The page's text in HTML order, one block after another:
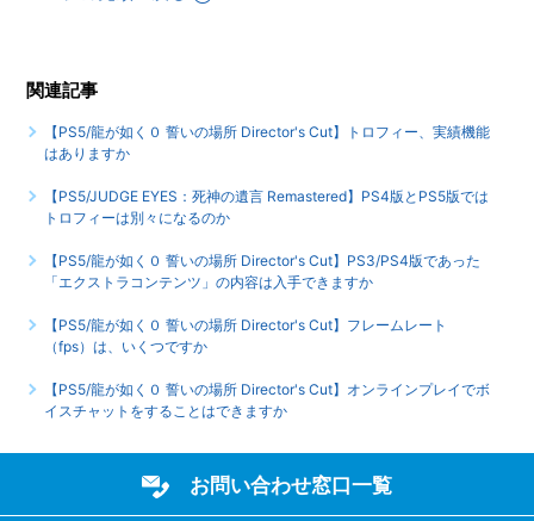
ーなどで、目的の場所に行ってもイベントが発生しません
関連記事
【PS5/龍が如く０ 誓いの場所 Director's Cut】トロフィー、実績機能
はありますか
【PS5/JUDGE EYES：死神の遺言 Remastered】PS4版とPS5版では
トロフィーは別々になるのか
【PS5/龍が如く０ 誓いの場所 Director's Cut】PS3/PS4版であった
「エクストラコンテンツ」の内容は入手できますか
【PS5/龍が如く０ 誓いの場所 Director's Cut】フレームレート
（fps）は、いくつですか
【PS5/龍が如く０ 誓いの場所 Director's Cut】オンラインプレイでボ
イスチャットをすることはできますか
お問い合わせ窓口一覧